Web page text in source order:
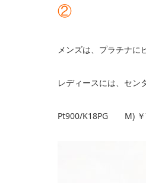
②
メンズは、プラチナに
レディースには、セン
Pt900/K18PG M)